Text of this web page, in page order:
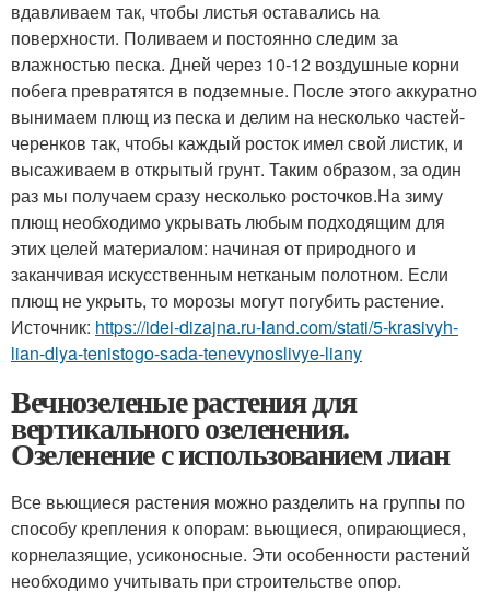
вдавливаем так, чтобы листья оставались на
поверхности. Поливаем и постоянно следим за
влажностью песка. Дней через 10-12 воздушные корни
побега превратятся в подземные. После этого аккуратно
вынимаем плющ из песка и делим на несколько частей-
черенков так, чтобы каждый росток имел свой листик, и
высаживаем в открытый грунт. Таким образом, за один
раз мы получаем сразу несколько росточков.На зиму
плющ необходимо укрывать любым подходящим для
этих целей материалом: начиная от природного и
заканчивая искусственным нетканым полотном. Если
плющ не укрыть, то морозы могут погубить растение.
Источник: https://idei-dizajna.ru-land.com/stati/5-krasivyh-
lian-dlya-tenistogo-sada-tenevynoslivye-liany
Вечнозеленые растения для
вертикального озеленения.
Озеленение с использованием лиан
Все вьющиеся растения можно разделить на группы по
способу крепления к опорам: вьющиеся, опирающиеся,
корнелазящие, усиконосные. Эти особенности растений
необходимо учитывать при строительстве опор.